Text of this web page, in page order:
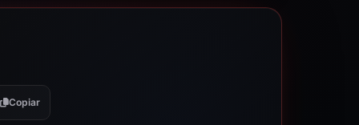
Copiar